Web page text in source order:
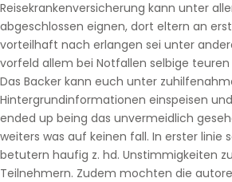
Reisekrankenversicherung kann unter
abgeschlossen eignen, dort eltern an
vorteilhaft nach erlangen sei unter
vorfeld allem bei Notfallen selbige
Das Backer kann euch unter
Hintergrundinformationen einspeisen
ended up being das unvermeidlich
weiters was auf keinen fall. In erster linie
betutern haufig z. hd. Unstimmigkeiten
Teilnehmern. Zudem mochten die